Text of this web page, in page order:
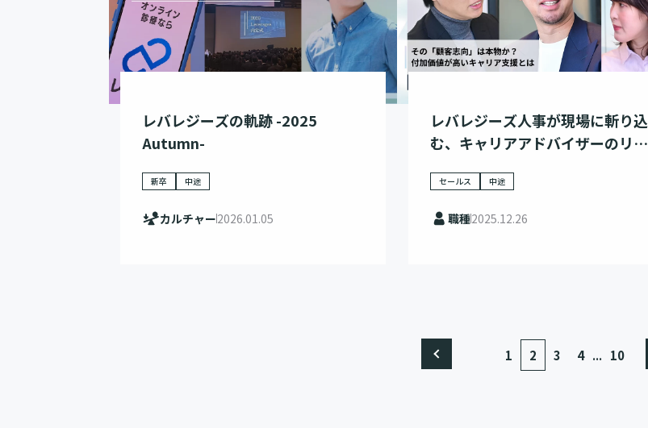
レバレジーズの軌跡 -2025
Autumn-
新卒 中途
カルチャー2026.01.05
レバレジーズ人事が現場に斬り込
む、キャリアアドバイザーのリア
セールス 中途
職種2025.12.26
1 2 3 4 ... 10